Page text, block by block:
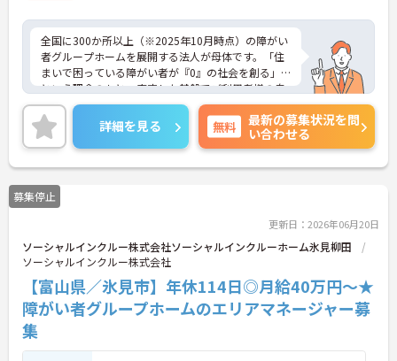
全国に300か所以上（※2025年10月時点）の障がい
者グループホームを展開する法人が母体です。「住
まいで困っている障がい者が『0』の社会を創る」
という理念のもと、安定した基盤でご利用者様の自
立を支援しています。週1日からの勤務が可能で、W
ワークや扶養内での勤務も歓迎しており、ご自身の
ペースで働けます。20代から60代まで幅広い世代が
活躍中で、未経験や無資格の方でも安心してスター
トできるよう、先輩スタッフが丁寧にサポートしま
す。昇給の機会は年2回あり、頑張りが評価される環
境です。正社員登用制度や産休・育休制度も整って
られます。介護に挑戦したい方や、空いた時間を有
効活用したい方におすすめです。ご興味のある方は
詳細等をお伝えしますので、お気軽にお問い合わせ
ください。
詳細を見る 無料
最新の募集状況を問
い合わせる
募集停止
更新日：2026年06月20日
ソーシャルインクルー株式会社ソーシャルインクルーホーム氷見柳田
ソーシャルインクルー株式会社
【富山県／氷見市】年休114日◎月給40万円～★
障がい者グループホームのエリアマネージャー募
集